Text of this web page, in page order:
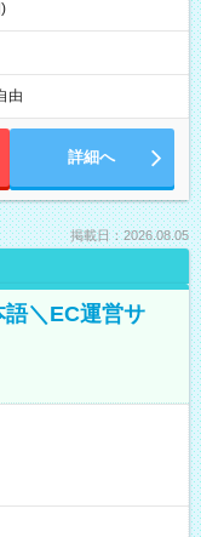
由
詳細へ
掲載日：2026.08.05
＼EC運営サ